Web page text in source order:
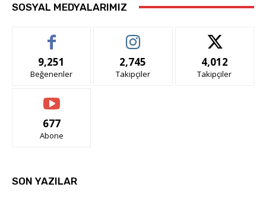
SOSYAL MEDYALARIMIZ
9,251
Beğenenler
2,745
Takipçiler
4,012
Takipçiler
677
Abone
SON YAZILAR